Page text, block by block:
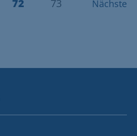
72 73 Nächste